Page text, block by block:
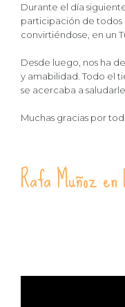
Durante el día
participación de todos
convirtiéndose, en un
Desde luego, nos ha
y amabilidad. Todo el
se acercaba a
Muchas gracias por
Rafa Muñoz